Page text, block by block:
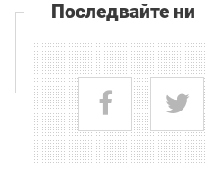
Последвайте ни